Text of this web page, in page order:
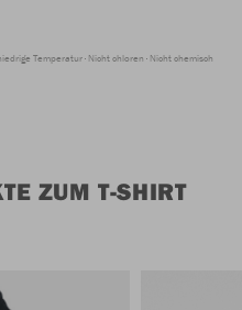
Temperatur Nicht chloren Nicht chemisch
ZUM T-SHIRT